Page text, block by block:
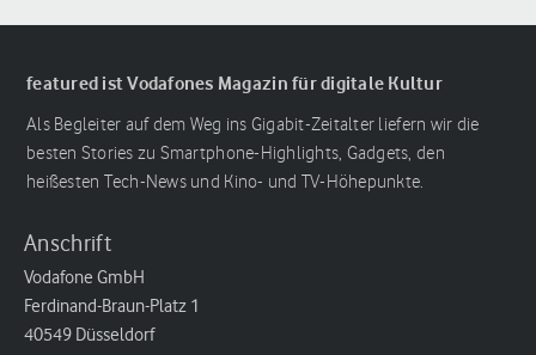
featured ist Vodafones Magazin für digitale Kultur
Als Begleiter auf dem Weg ins Gigabit-Zeitalter liefern wir die
besten Stories zu Smartphone-Highlights, Gadgets, den
heißesten Tech-News und Kino- und TV-Höhepunkte.
Anschrift
Vodafone GmbH
Ferdinand-Braun-Platz 1
40549 Düsseldorf